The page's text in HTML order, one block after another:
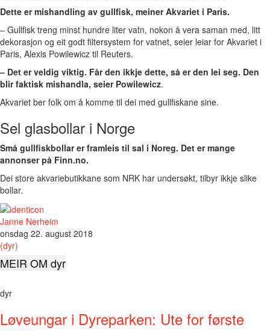
Dette er mishandling av gullfisk, meiner Akvariet i Paris.
– Gullfisk treng minst hundre liter vatn, nokon å vera saman med, litt
dekorasjon og eit godt filtersystem for vatnet, seier leiar for Akvariet i
Paris, Alexis Powilewicz til Reuters.
– Det er veldig viktig. Får den ikkje dette, så er den lei seg. Den
blir faktisk mishandla, seier Powilewicz.
Akvariet ber folk om å komme til dei med gullfiskane sine.
Sel glasbollar i Norge
Små gullfiskbollar er framleis til sal i Noreg. Det er mange
annonser på Finn.no.
Dei store akvariebutikkane som NRK har undersøkt, tilbyr ikkje slike
bollar.
Janne Nerheim
onsdag 22. august 2018
(dyr)
MEIR OM dyr
dyr
Løveungar i Dyreparken: Ute for første